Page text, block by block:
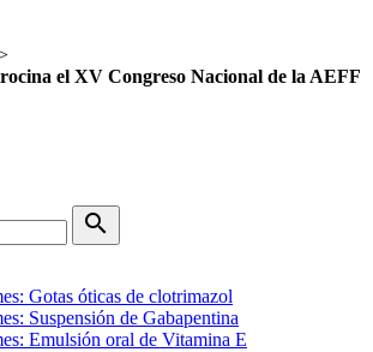
el XV Congreso Nacional de la AEFF
search
Gotas óticas de clotrimazol
Suspensión de Gabapentina
Emulsión oral de Vitamina E